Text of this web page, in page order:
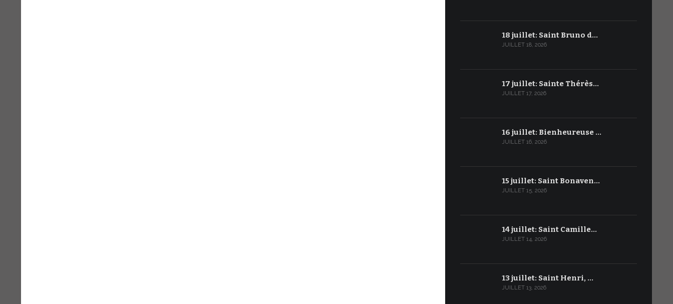
18 juillet: Saint Bruno d…
JUILLET 18, 2026
17 juillet: Sainte Thérès…
JUILLET 17, 2026
16 juillet: Bienheureuse …
JUILLET 16, 2026
15 juillet: Saint Bonaven…
JUILLET 15, 2026
14 juillet: Saint Camille…
JUILLET 14, 2026
13 juillet: Saint Henri, …
JUILLET 13, 2026